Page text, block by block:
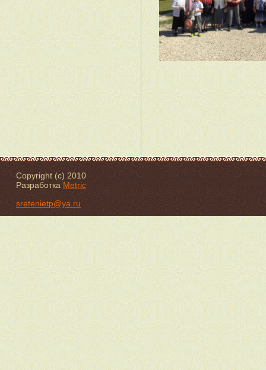
Copyright (c) 2010
Разработка Metric
sretenietp@ya.ru